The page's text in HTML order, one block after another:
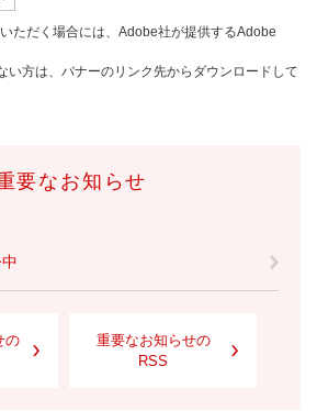
ただく場合には、Adobe社が提供するAdobe
い方は、バナーのリンク先からダウンロードして
要なお知らせ
の
重要なお知らせの
RSS